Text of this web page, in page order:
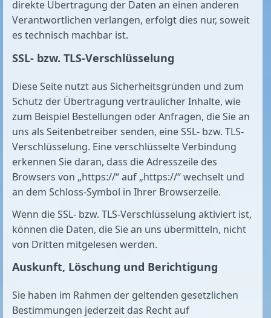
direkte Übertragung der Daten an einen anderen
Verantwortlichen verlangen, erfolgt dies nur, soweit
es technisch machbar ist.
SSL- bzw. TLS-Verschlüsselung
Diese Seite nutzt aus Sicherheitsgründen und zum
Schutz der Übertragung vertraulicher Inhalte, wie
zum Beispiel Bestellungen oder Anfragen, die Sie an
uns als Seitenbetreiber senden, eine SSL- bzw. TLS-
Verschlüsselung. Eine verschlüsselte Verbindung
erkennen Sie daran, dass die Adresszeile des
Browsers von „https://“ auf „https://“ wechselt und
an dem Schloss-Symbol in Ihrer Browserzeile.
Wenn die SSL- bzw. TLS-Verschlüsselung aktiviert ist,
können die Daten, die Sie an uns übermitteln, nicht
von Dritten mitgelesen werden.
Auskunft, Löschung und Berichtigung
Sie haben im Rahmen der geltenden gesetzlichen
Bestimmungen jederzeit das Recht auf